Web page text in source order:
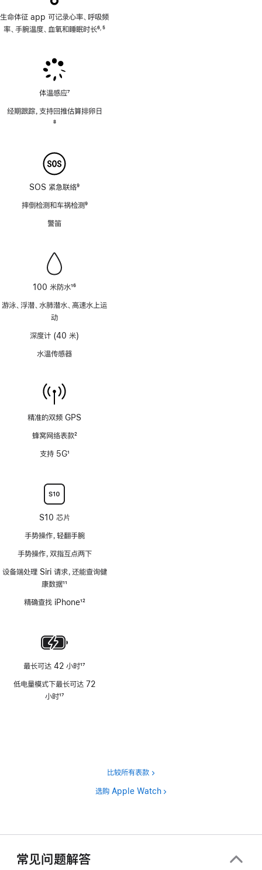
生命体征 app 可记录心率、呼吸频
率、手腕温度、血氧和睡眠时长6 5
体温感应7
经期跟踪，支持回推估算排卵日
8
SOS 紧急联络9
摔倒检测和车祸检测9
警笛
100 米防水16
游泳、浮潜、水肺潜水、高速水上运
动
深度计 (40 米)
水温传感器
精准的双频 GPS
蜂窝网络表款2
支持 5G1
S10 芯片
手势操作，轻翻手腕
手势操作，双指互点两下
设备端处理 Siri 请求，还能查询健
康数据11
精确查找 iPhone12
最长可达 42 小时17
低电量模式下最长可达 72
小时17
比较所有表款
选购 Apple Watch
常见问题解答